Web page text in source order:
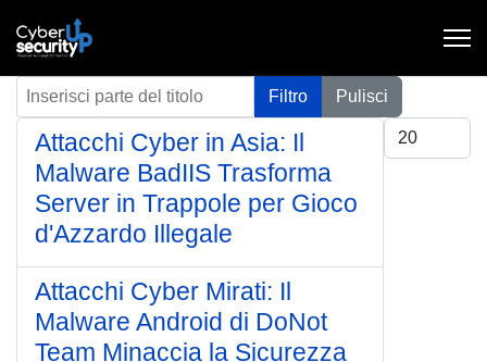
Inserisci parte del titolo Filtro
Pulisci
Visualizza #
Attacchi Cyber in Asia: Il
Malware BadIIS Trasforma
Server in Trappole per Gioco
d'Azzardo Illegale
Attacchi Cyber Mirati: Il
Malware Android di DoNot
Team Minaccia la Sicurezza